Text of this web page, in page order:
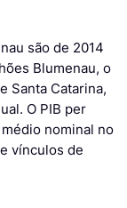
são de 2014
Blumenau, o
Santa Catarina,
O PIB per
nominal no
vínculos de